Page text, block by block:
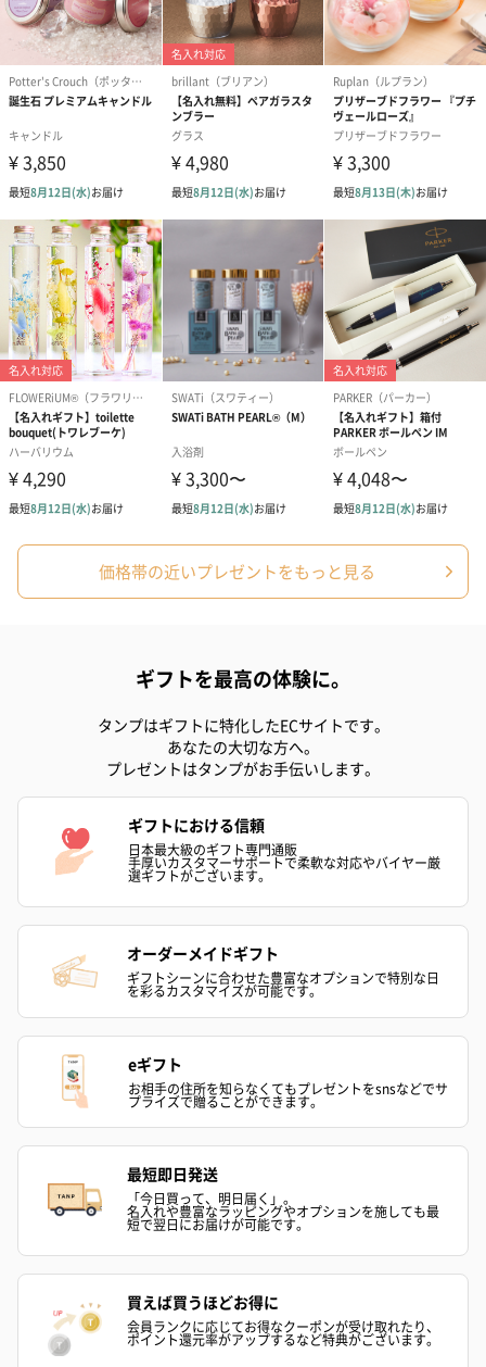
価格帯の近いプレゼントをもっと見る
ギフトを最高の体験に。
タンプはギフトに特化したECサイトです。
あなたの大切な方へ。
プレゼントはタンプがお手伝いします。
ギフトにおける信頼
日本最大級のギフト専門通販
手厚いカスタマーサポートで柔軟な対応やバイヤー厳
選ギフトがございます。
オーダーメイドギフト
ギフトシーンに合わせた豊富なオプションで特別な日
を彩るカスタマイズが可能です。
eギフト
お相手の住所を知らなくてもプレゼントをsnsなどでサ
プライズで贈ることができます。
最短即日発送
「今日買って、明日届く」。
名入れや豊富なラッピングやオプションを施しても最
短で翌日にお届けが可能です。
買えば買うほどお得に
会員ランクに応じてお得なクーポンが受け取れたり、
ポイント還元率がアップするなど特典がございます。